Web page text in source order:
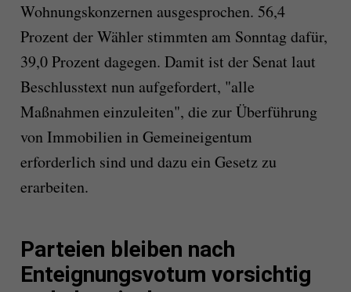
Wohnungskonzernen ausgesprochen. 56,4
Prozent der Wähler stimmten am Sonntag dafür,
39,0 Prozent dagegen. Damit ist der Senat laut
Beschlusstext nun aufgefordert, "alle
Maßnahmen einzuleiten", die zur Überführung
von Immobilien in Gemeineigentum
erforderlich sind und dazu ein Gesetz zu
erarbeiten.
Parteien bleiben nach
Enteignungsvotum vorsichtig